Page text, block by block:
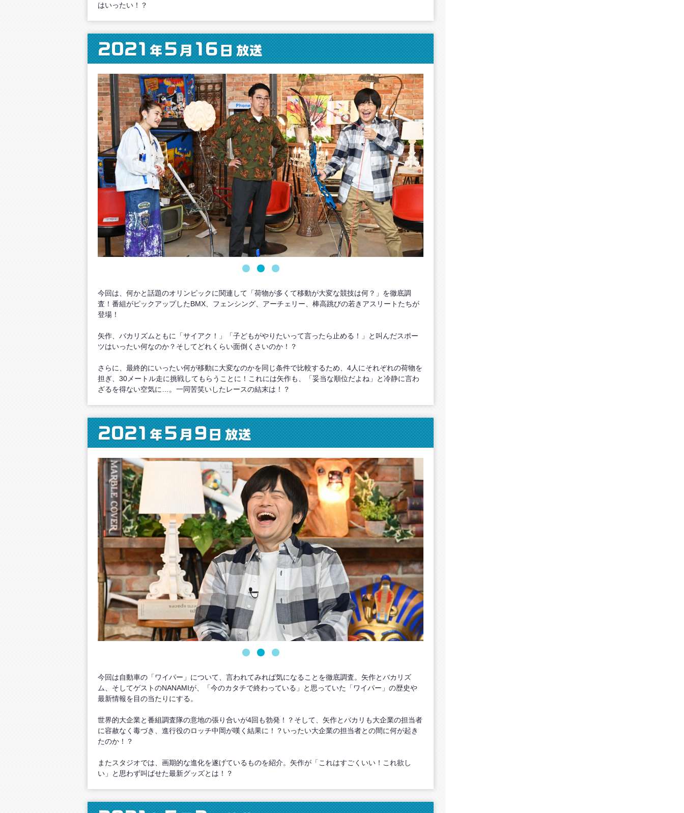
はいったい！？
2021年5月16日 放送
今回は、何かと話題のオリンピックに関連して「荷物が多くて移動が大変な競技は何？」を徹底調
査！番組がピックアップしたBMX、フェンシング、アーチェリー、棒高跳びの若きアスリートたちが
登場！
矢作、バカリズムともに「サイアク！」「子どもがやりたいって言ったら止める！」と叫んだスポー
ツはいったい何なのか？そしてどれくらい面倒くさいのか！？
さらに、最終的にいったい何が移動に大変なのかを同じ条件で比較するため、4人にそれぞれの荷物を
担ぎ、30メートル走に挑戦してもらうことに！これには矢作も、「妥当な順位だよね」と冷静に言わ
ざるを得ない空気に…。一同苦笑いしたレースの結末は！？
2021年5月9日 放送
今回は自動車の「ワイパー」について、言われてみれば気になることを徹底調査。矢作とバカリズ
ム、そしてゲストのNANAMIが、「今のカタチで終わっている」と思っていた「ワイパー」の歴史や
最新情報を目の当たりにする。
世界的大企業と番組調査隊の意地の張り合いが4回も勃発！？そして、矢作とバカリも大企業の担当者
に容赦なく毒づき、進行役のロッチ中岡が嘆く結果に！？いったい大企業の担当者との間に何が起き
たのか！？
またスタジオでは、画期的な進化を遂げているものを紹介。矢作が「これはすごくいい！これ欲し
い」と思わず叫ばせた最新グッズとは！？